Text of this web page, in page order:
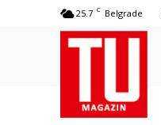
25.7 C Belgrade